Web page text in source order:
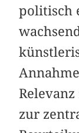
politisch
zur